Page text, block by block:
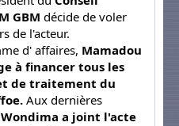
GBM décide de voler
de l'acteur.
d' affaires, Mamadou
à financer tous les
de traitement du
Aux dernières
a joint l'acte